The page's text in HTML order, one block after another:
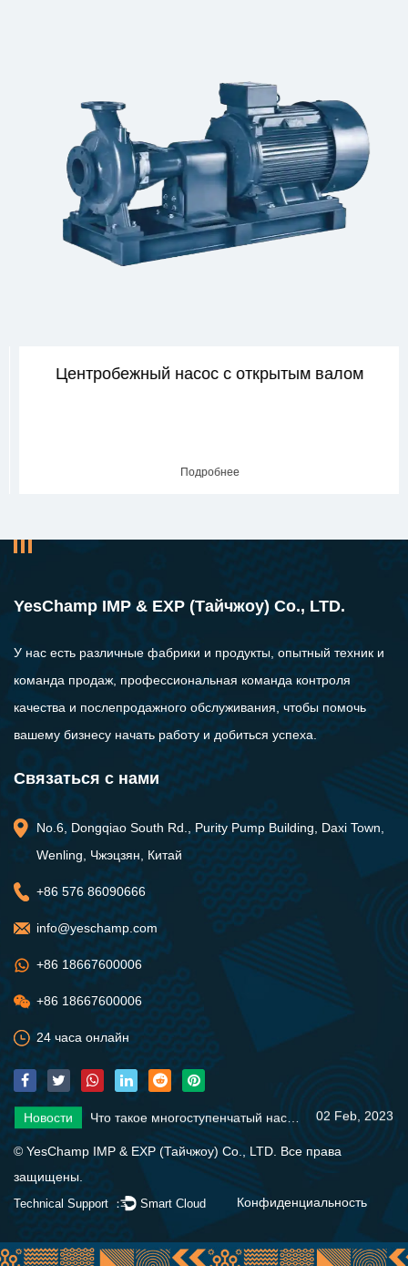
Центробежный насос с открытым валом
Подробнее
YesChamp IMP & EXP (Тайчжоу) Co., LTD.
У нас есть различные фабрики и продукты, опытный техник и
команда продаж, профессиональная команда контроля
качества и послепродажного обслуживания, чтобы помочь
вашему бизнесу начать работу и добиться успеха.
Связаться с нами
No.6, Dongqiao South Rd., Purity Pump Building, Daxi Town,
Wenling, Чжэцзян, Китай
+86 576 86090666
info@yeschamp.com
+86 18667600006
+86 18667600006
24 часа онлайн
Новости Что такое многоступенчатый насос?
Новости
Основы солнечного насоса
Новости
Различные типы погружных водяных насосов
Новости
Что такое многоступенчатый насос?
02 Feb, 2023
Основы солнечного насоса
Новости
Новости
Основы солнечного насоса 28 Jan, 2023
© YesChamp IMP & EXP (Тайчжоу) Co., LTD. Все права
защищены.
Technical Support ： Smart Cloud Конфиденциальность